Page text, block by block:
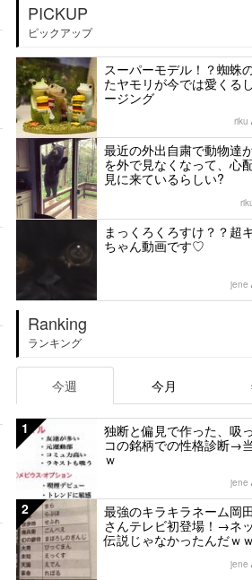
PICKUP
ピックアップ
スーパーモデル！？蜘蛛
たヤモリが今では愛くる
ージング
riku
最近の外出自粛で動物達
を外で見なくなって、心
見に来ているらしい?
まっくろくろすけ？？超
ちゃん動画です♡
jene
Ranking
ランキング
今週 今月
1
独断と偏見で作った、吸
コの銘柄での性格診断→
ｗ
jene
2
最強のキラキラネーム岡
さんテレビ初登場！→ネ
伝説じゃなかったんだｗｗ
jene